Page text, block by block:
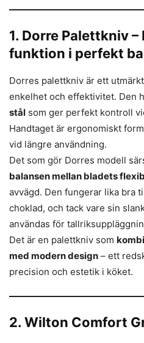
1. Dorre Palettkniv –
funktion i perfekt
Dorres palettkniv är ett
enkelhet och effektivitet. Den
stål som ger perfekt kontroll
Handtaget är ergonomiskt
vid längre användning.
Det som gör Dorres modell
balansen mellan bladets
avvägd. Den fungerar lika bra
choklad, och tack vare sin
användas för
Det är en palettkniv som
med modern design – ett
precision och estetik i köket.
2. Wilton Comfort